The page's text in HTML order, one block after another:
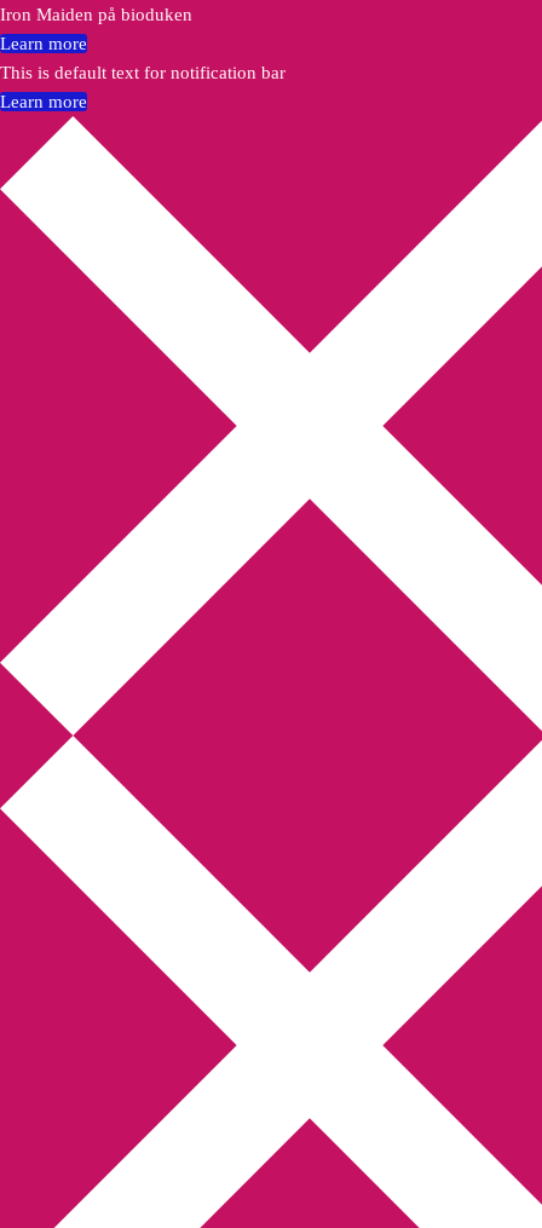
Annikas litteratur-
och kulturblogg
Deckare, kriminalromaner, thrillers
Hem Författarfemman
Webbshop Amazon
Bokbloggsjerka Bloggmaraton
Kriminalroman Min tv-blogg
You are here: Archives for Cody Mcfadyen
Iron Maiden på bioduken
Learn more
This is default text for notification bar
Learn more